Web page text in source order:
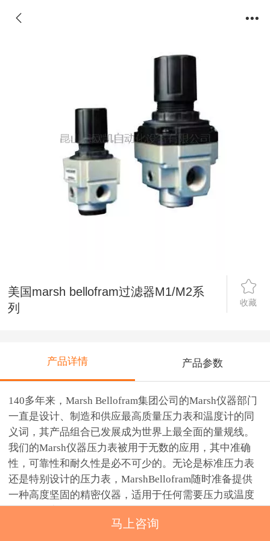
美国marsh bellofram过滤器M1/M2系
列
收藏
产品详情 产品参数
140多年来，Marsh Bellofram集团公司的Marsh仪器部门
一直是设计、制造和供应最高质量压力表和温度计的同
义词，其产品组合已发展成为世界上最全面的量规线。
我们的Marsh仪器压力表被用于无数的应用，其中准确
性，可靠性和耐久性是必不可少的。无论是标准压力表
还是特别设计的压力表，MarshBellofram随时准备提供
一种高度坚固的精密仪器，适用于任何需要压力或温度
公司是由空气过滤器、调整器和润
马上咨询